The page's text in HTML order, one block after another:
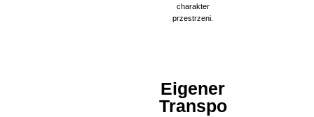
charakter
przestrzeni.
Eigener
Transpo